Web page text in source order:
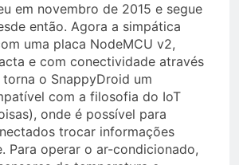
em novembro de 2015 e segue
então. Agora a simpática
uma placa NodeMCU v2,
e com conectividade através
o SnappyDroid um
com a filosofia do IoT
onde é possível para
trocar informações
Para operar o ar-condicionado,